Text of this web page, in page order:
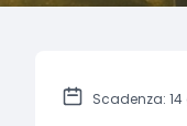
Scadenza: